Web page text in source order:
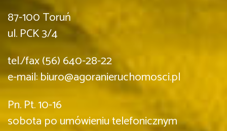
87-100 Toruń
ul. PCK 3/4
tel./fax (56) 640-28-22
e-mail: biuro@agoranieruchomosci.pl
Pn. Pt. 10-16
sobota po umówieniu telefonicznym